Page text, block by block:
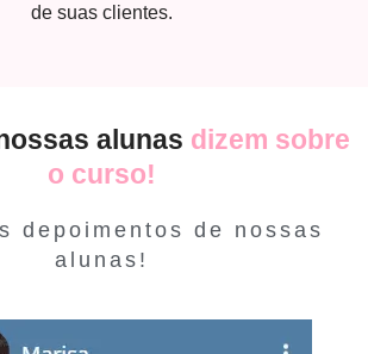
de suas clientes.
alunas dizem sobre
o curso!
depoimentos de nossas
alunas!